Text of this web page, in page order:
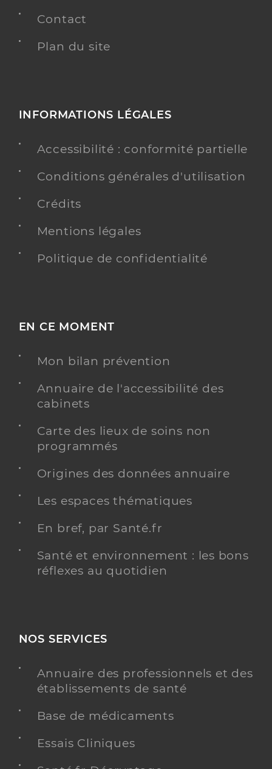
Contact
Plan du site
INFORMATIONS LÉGALES
Accessibilité : conformité partielle
Conditions générales d'utilisation
Crédits
Mentions légales
Politique de confidentialité
EN CE MOMENT
Mon bilan prévention
Annuaire de l'accessibilité des
cabinets
Carte des lieux de soins non
programmés
Origines des données annuaire
Les espaces thématiques
En bref, par Santé.fr
Santé et environnement : les bons
réflexes au quotidien
NOS SERVICES
Annuaire des professionnels et des
établissements de santé
Base de médicaments
Essais Cliniques